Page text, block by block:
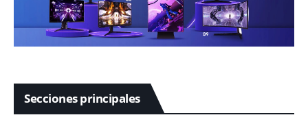
Secciones principales